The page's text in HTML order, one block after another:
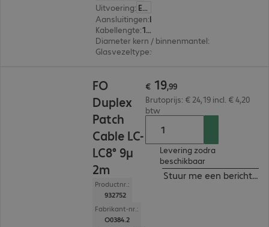
Uitvoering: Europa
Aansluitingen:
Kabellengte: 1 m
Diameter kern / binnenmantel:
Glasvezeltype:
FO
Duplex
Patch
Cable LC-
LC8° 9µ
2m
Productnr.:
932752
Fabrikant-nr.:
O0384.2
€ 19,99
Brutoprijs: € 24,19 incl. € 4,20
btw
Levering zodra
beschikbaar
Stuur me een bericht